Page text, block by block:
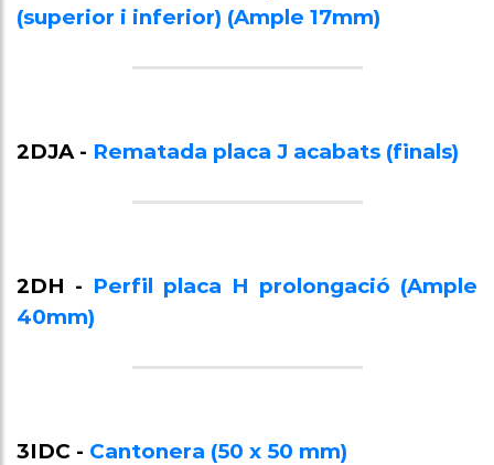
(superior i inferior) (Ample 17mm)
2DJA - Rematada placa J acabats (finals)
2DH - Perfil placa H prolongació (Ample
40mm)
3IDC - Cantonera (50 x 50 mm)